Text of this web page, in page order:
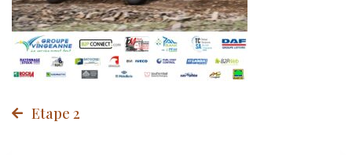
Post
Etape 2